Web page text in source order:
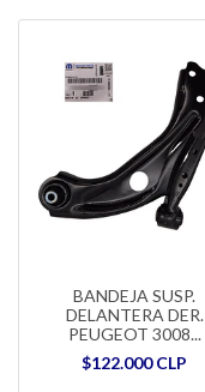
BANDEJA SUSP.
DELANTERA DER.
PEUGEOT 3008...
$122.000 CLP